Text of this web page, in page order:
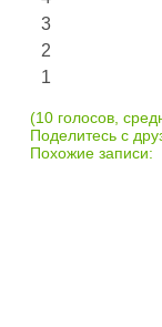
3
2
1
(10 голосов,
Поделитесь с
Похожие записи: